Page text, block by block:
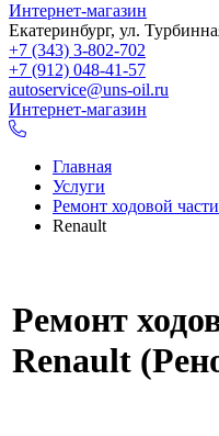
Интернет-магазин
Екатеринбург, ул.
+7 (343) 3-802-702
+7 (912) 048-41-57
autoservice@uns-oil.ru
Интернет-магазин
Главная
Услуги
Ремонт ходовой части
Renault
Ремонт
Renault